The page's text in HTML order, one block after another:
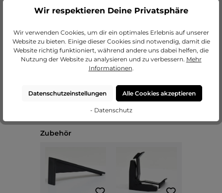
Produktgalerie überspringen
Zubehör
Wir respektieren Deine Privatsphäre
Wir verwenden Cookies, um dir ein optimales Erlebnis auf unserer
Website zu bieten. Einige dieser Cookies sind notwendig, damit die
Website richtig funktioniert, während andere uns dabei helfen, die
Nutzung der Website zu analysieren und zu verbessern. Mehr
Informationen.
Datenschutzeinstellungen Alle Cookies akzeptieren
- Datenschutz